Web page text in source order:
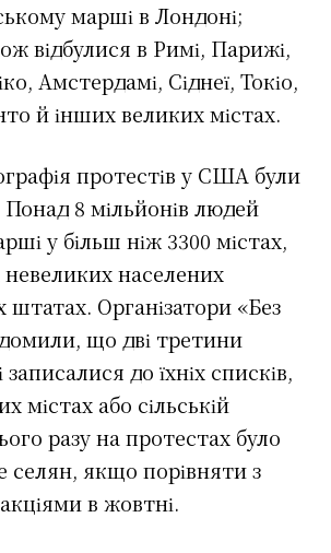
марші в Лондоні;
відбулися в Римі, Парижі,
Амстердамі, Сіднеї, Токіо,
й інших великих містах.
протестів у США були
8 мільйонів людей
у більш ніж 3300 містах,
невеликих населених
штатах. Організатори «Без
що дві третини
записалися до їхніх списків,
містах або сільській
разу на протестах було
селян, якщо порівняти з
в жовтні.